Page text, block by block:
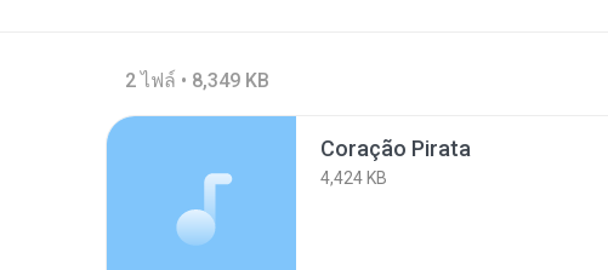
2 ไฟล์ • 8,349 KB
Coração Pirata
4,424 KB